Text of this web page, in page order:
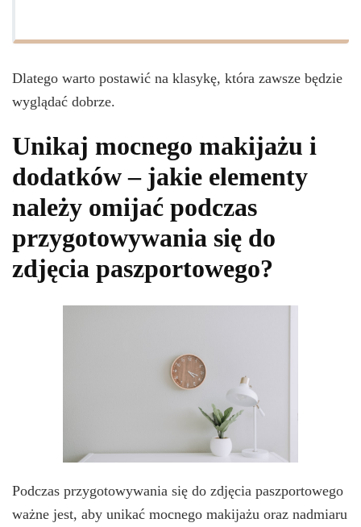
Dlatego warto postawić na klasykę, która zawsze będzie
wyglądać dobrze.
Unikaj mocnego makijażu i
dodatków – jakie elementy
należy omijać podczas
przygotowywania się do
zdjęcia paszportowego?
Podczas przygotowywania się do zdjęcia paszportowego
ważne jest, aby unikać mocnego makijażu oraz nadmiaru